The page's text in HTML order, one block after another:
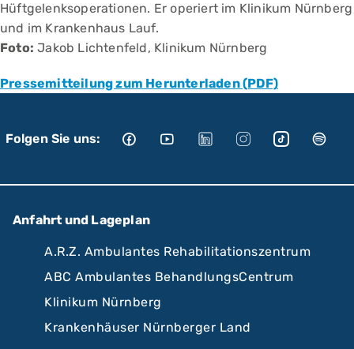
Hüftgelenksoperationen. Er operiert im Klinikum Nürnberg
und im Krankenhaus Lauf.
Foto: Jakob Lichtenfeld, Klinikum Nürnberg
Pressemitteilung zum Herunterladen (PDF)
Folgen Sie uns:
Anfahrt und Lageplan
A.R.Z. Ambulantes Rehabilitationszentrum
ABC Ambulantes BehandlungsCentrum
Klinikum Nürnberg
Krankenhäuser Nürnberger Land